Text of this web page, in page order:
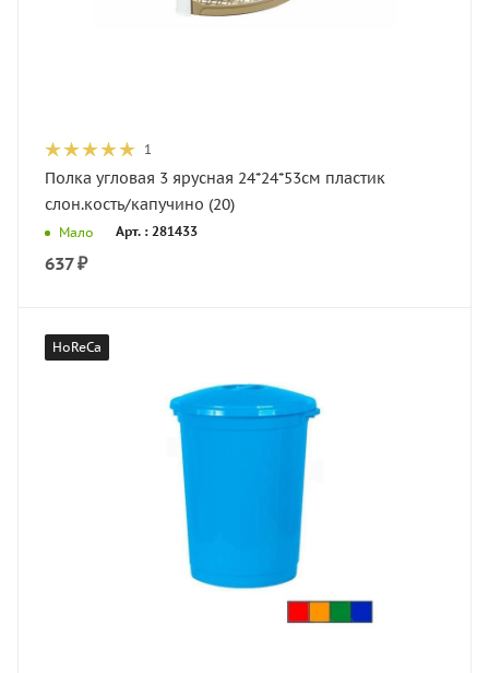
1
Полка угловая 3 ярусная 24*24*53см пластик
слон.кость/капучино (20)
Мало Арт. : 281433
637₽
HoReCa